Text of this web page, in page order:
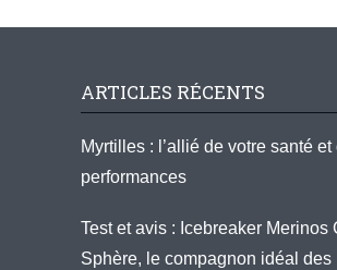
ARTICLES RÉCENTS
Myrtilles : l’allié de votre santé et
performances
Test et avis : Icebreaker Merinos
Sphère, le compagnon idéal des